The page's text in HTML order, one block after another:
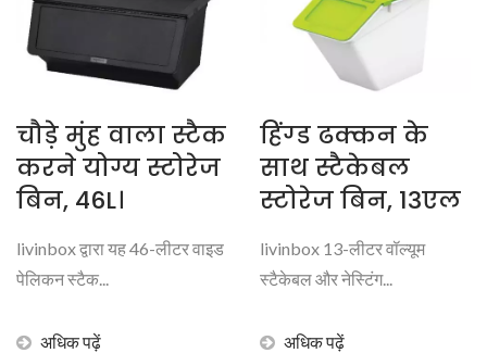
चौड़े मुंह वाला स्टैक
करने योग्य स्टोरेज
बिन, 46L।
livinbox द्वारा यह 46-लीटर वाइड
पेलिकन स्टैक...
अधिक पढ़ें
हिंग्ड ढक्कन के
साथ स्टैकेबल
स्टोरेज बिन, 13एल
livinbox 13-लीटर वॉल्यूम
स्टैकेबल और नेस्टिंग...
अधिक पढ़ें